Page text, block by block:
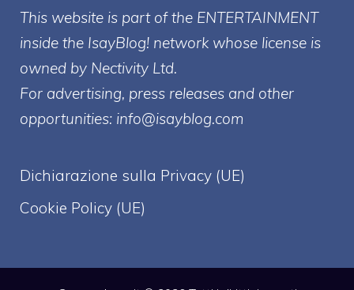
This website is part of the ENTERTAINMENT
inside the IsayBlog! network whose license is
owned by Nectivity Ltd.
For advertising, press releases and other
opportunities: info@isayblog.com
Dichiarazione sulla Privacy (UE)
Cookie Policy (UE)